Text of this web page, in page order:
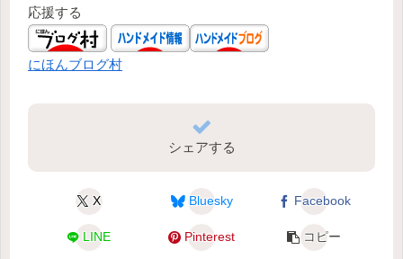
応援する
にほんブログ村
シェアする
X Bluesky Facebook
LINE Pinterest コピー